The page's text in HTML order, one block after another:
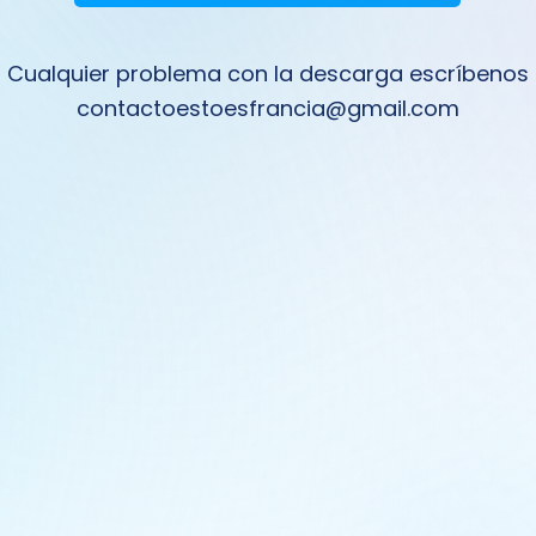
problema con la descarga escríbenos
contactoestoesfrancia@gmail.com